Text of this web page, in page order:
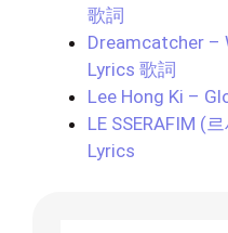
歌詞
Dreamcatcher –
Lyrics 歌詞
Lee Hong Ki –
LE SSERAFIM (
Lyrics